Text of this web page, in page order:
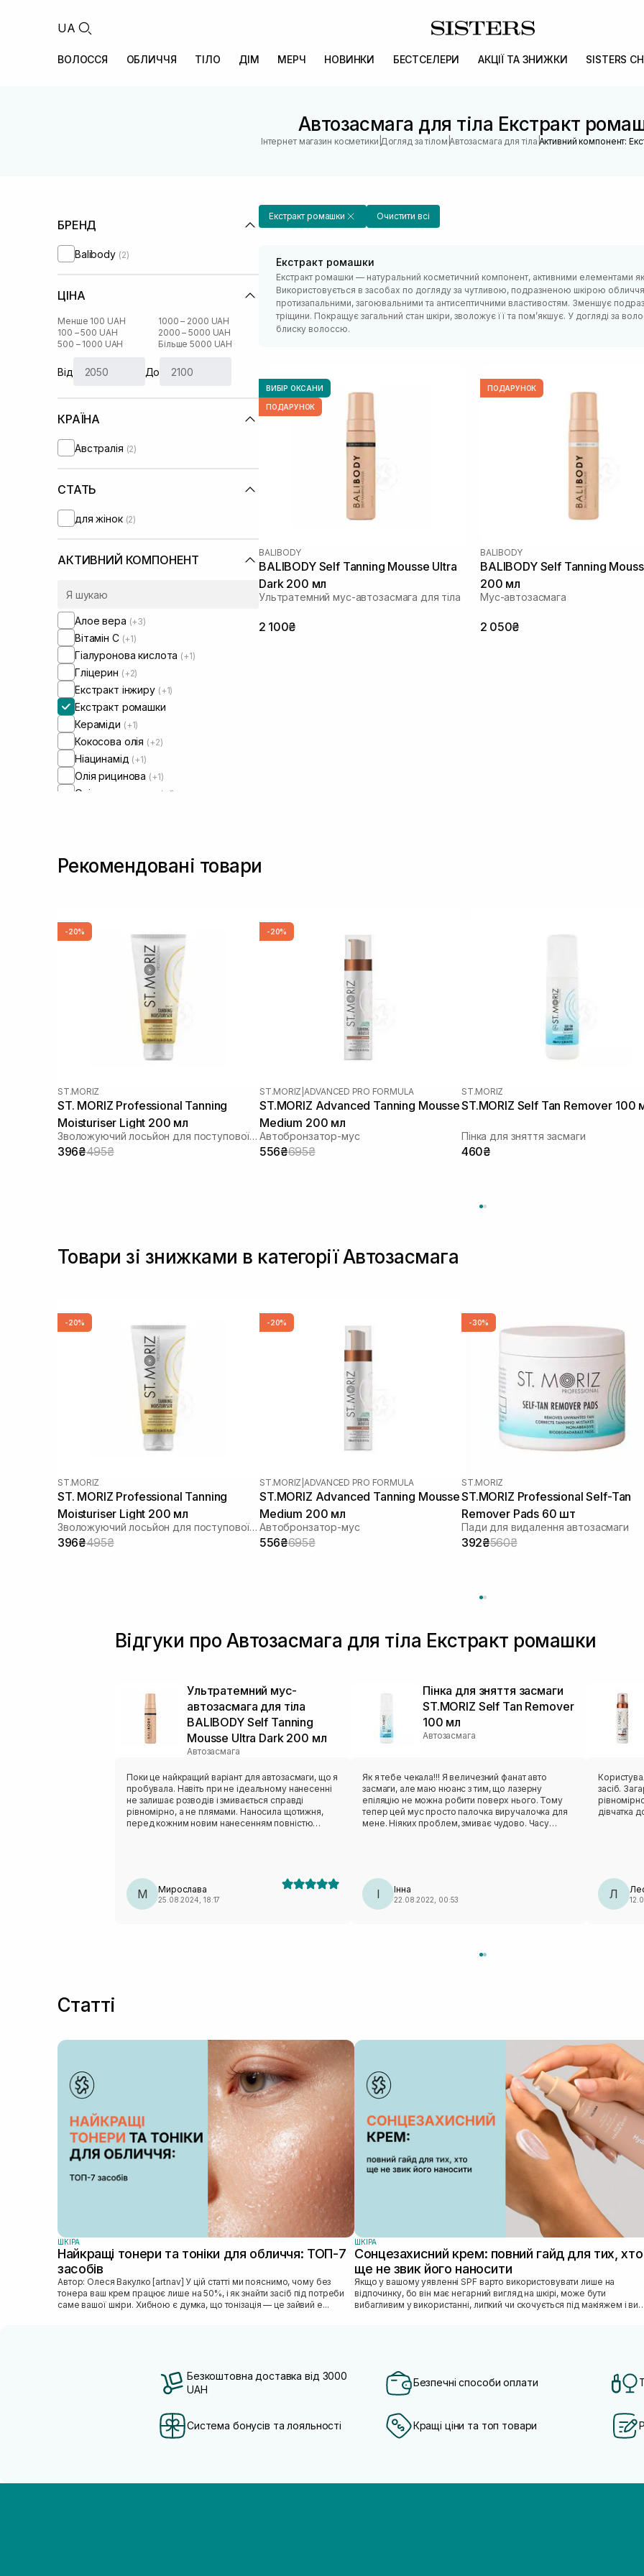
UA
ВОЛОССЯ ОБЛИЧЧЯ ТІЛО ДІМ МЕРЧ НОВИНКИ БЕСТСЕЛЕРИ АКЦІЇ ТА ЗНИЖКИ SISTERS
Автозасмага для тіла Екстракт
Інтернет магазин косметики Догляд за тілом |Автозасмага для тіла |Активний компонент:
БРЕНД
Balibody (2)
ЦІНА
Менше 100 UAH
100 – 500 UAH
500 – 1000 UAH
1000 – 2000 UAH
2000 – 5000 UAH
Більше 5000 UAH
Від До
КРАЇНА
Австралія (2)
СТАТЬ
для жінок (2)
АКТИВНИЙ КОМПОНЕНТ
Алое вера (+3)
Вітамін C (+1)
Гіалуронова кислота (+1)
Гліцерин (+2)
Екстракт інжиру (+1)
Екстракт ромашки
Кераміди (+1)
Кокосова олія (+2)
Ніацинамід (+1)
Олія рицинова (+1)
Олія цитрусових (+1)
Екстракт ромашки Очистити всі
Екстракт ромашки
Екстракт ромашки — натуральний косметичний компонент, активними елементами
Використовується в засобах по догляду за чутливою, подразненою шкірою
протизапальними, загоювальними та антисептичними властивостям. Зменшує
тріщини. Покращує загальний стан шкіри, зволожує її та помʼякшує. У догляді за
блиску волоссю.
ВИБІР ОКСАНИ
ПОДАРУНОК
BALIBODY
BALIBODY Self Tanning Mousse Ultra
Dark 200 мл
Ультратемний мус-автозасмага для тіла
2 100₴
ПОДАРУНОК
BALIBODY
BALIBODY Self Tanning
200 мл
Мус-автозасмага
2 050₴
Рекомендовані товари
-20%
ST.MORIZ
ST. MORIZ Professional Tanning
Moisturiser Light 200 мл
Зволожуючий лосьйон для поступової засмаги
396₴495₴
-20%
ST.MORIZ ADVANCED PRO FORMULA
ST.MORIZ Advanced Tanning Mousse
Medium 200 мл
Автобронзатор-мус
556₴695₴
ST.MORIZ
ST.MORIZ Self Tan Remover 100
Пінка для зняття засмаги
460₴
Товари зі знижками в категорії Автозасмага
-20%
ST.MORIZ
ST. MORIZ Professional Tanning
Moisturiser Light 200 мл
Зволожуючий лосьйон для поступової засмаги
396₴495₴
-20%
ST.MORIZ ADVANCED PRO FORMULA
ST.MORIZ Advanced Tanning Mousse
Medium 200 мл
Автобронзатор-мус
556₴695₴
-30%
ST.MORIZ
ST.MORIZ Professional Self-Tan
Remover Pads 60 шт
Пади для видалення автозасмаги
392₴560₴
Відгуки про Автозасмага для тіла Екстракт ромашки
Ультратемний мус-
автозасмага для тіла
BALIBODY Self Tanning
Mousse Ultra Dark 200 мл
Автозасмага
Поки це найкращий варіант для автозасмаги, що я
пробувала. Навіть при не ідеальному нанесенні
не залишає розводів і змивається справді
рівномірно, а не плямами. Наносила щотижня,
перед кожним новим нанесенням повністю
М Мирослава
25.08.2024, 18:17
Пінка для зняття засмаги
ST.MORIZ Self Tan Remover
100 мл
Автозасмага
Як я тебе чекала!!! Я величезний фанат авто
засмаги, але маю нюанс з тим, що лазерну
епіляцію не можна робити поверх нього. Тому
тепер цей мус просто палочка виручалочка для
мене. Ніяких проблем, змиває чудово. Часу
І Інна
22.08.2022, 00:53
засіб.
дівчатка
Л
Статті
ШКIРА
Найкращі тонери та тоніки для обличчя: ТОП-7
засобів
Автор: Олеся Вакулко [artnav] У цій статті ми пояснимо, чому без
тонера ваш крем працює лише на 50%, і як знайти засіб під потреби
саме вашої шкіри. Хибною є думка, що тонізація — це зайвий е...
ШКIРА
Сонцезахисний крем: повний гайд для тих, хто
ще не звик його наносити
Якщо у вашому уявленні SPF варто використовувати лише на
відпочинку, бо він має негарний вигляд на шкірі, може бути
вибагливим у використанні, липкий чи скочується під макіяжем і ви
Безкоштовна доставка від 3000
UAH
Безпечні способи оплати
Система бонусів та лояльності Кращі ціни та топ товари